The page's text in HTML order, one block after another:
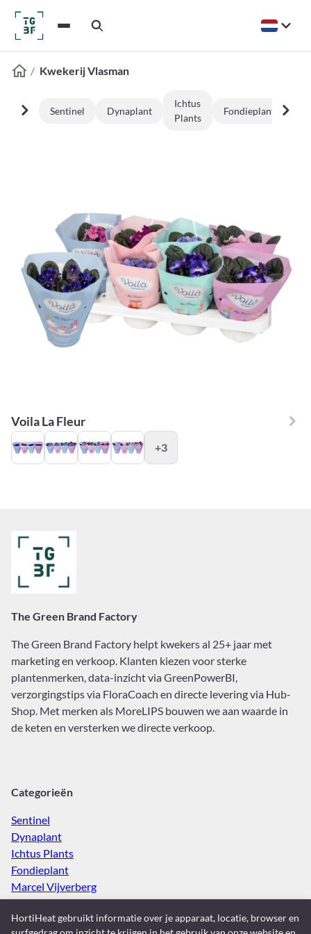
Kwekerij Vlasman
Sentinel Dynaplant
Ichtus
Plants
Fondieplant
Voila La Fleur
+3
The Green Brand Factory
The Green Brand Factory helpt kwekers al 25+ jaar met
marketing en verkoop. Klanten kiezen voor sterke
plantenmerken, data-inzicht via GreenPowerBI,
verzorgingstips via FloraCoach en directe levering via Hub-
Shop. Met merken als MoreLIPS bouwen we aan waarde in
de keten en versterken we directe verkoop.
Categorieën
Sentinel
Dynaplant
Ichtus Plants
Fondieplant
Marcel Vijverberg
Spaargaren van Doorn
Gevers Planten
HortiHeat gebruikt informatie over je apparaat, locatie, browser en